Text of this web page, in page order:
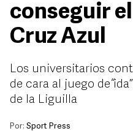
conseguir
Cruz Azul
Los universitarios
de cara al juego de
de la Liguilla
Por: Sport Press